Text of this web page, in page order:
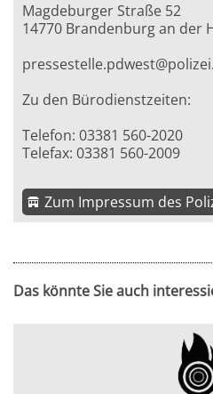
Magdeburger Straße 52
14770 Brandenburg an der
Zu den Bürodienstzeiten:
Telefon: 03381 560-2020
Telefax: 03381 560-2009
Zum Impressum des
Das könnte Sie auch